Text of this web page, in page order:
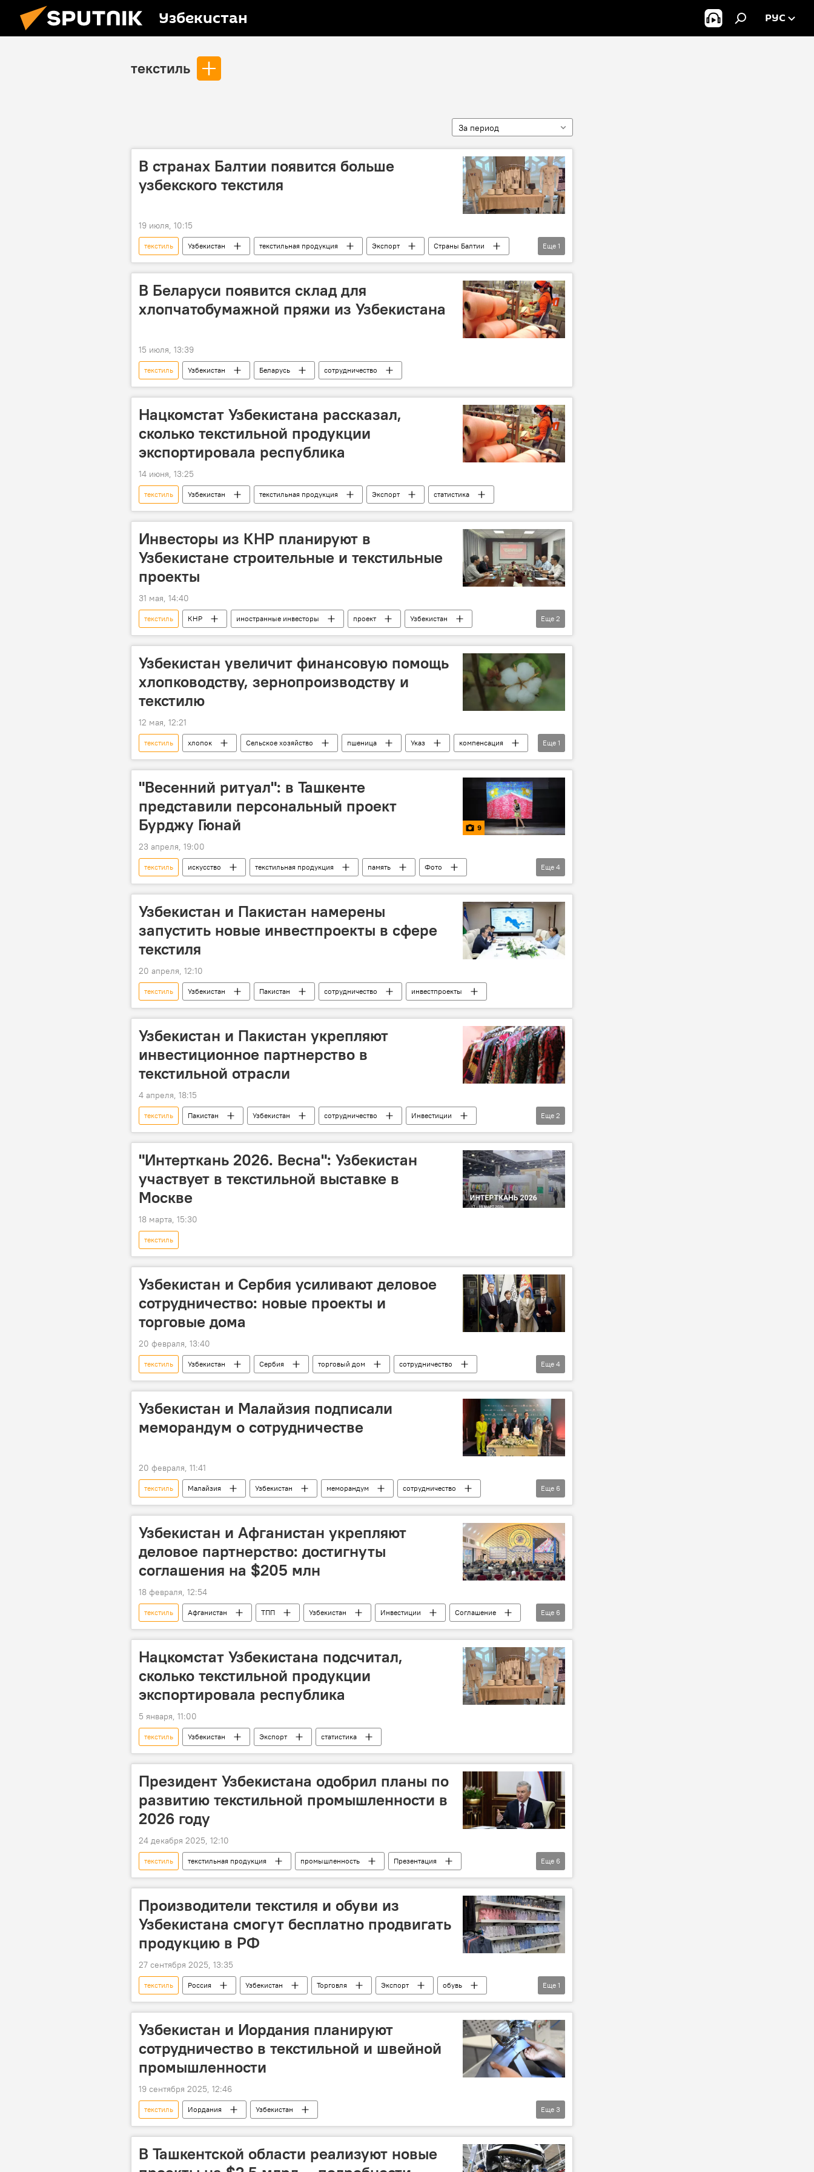
Узбекистан РУС
текстиль
За период
В странах Балтии появится больше
узбекского текстиля
19 июля, 10:15
текстиль Узбекистан текстильная продукция Экспорт
Страны Балтии
переговоры
Еще 1
В Беларуси появится склад для
хлопчатобумажной пряжи из Узбекистана
15 июля, 13:39
текстиль Узбекистан Беларусь сотрудничество
Нацкомстат Узбекистана рассказал,
сколько текстильной продукции
экспортировала республика
14 июня, 13:25
текстиль Узбекистан текстильная продукция Экспорт статистика
Инвесторы из КНР планируют в
Узбекистане строительные и текстильные
проекты
31 мая, 14:40
текстиль КНР иностранные инвесторы проект
Узбекистан
Строительство
переговоры
Еще 2
Узбекистан увеличит финансовую помощь
хлопководству, зернопроизводству и
текстилю
12 мая, 12:21
текстиль хлопок Сельское хозяйство пшеница Указ
компенсация
Узбекистан
Еще 1
"Весенний ритуал": в Ташкенте
представили персональный проект
Бурджу Гюнай
9
23 апреля, 19:00
текстиль искусство текстильная продукция память
Фото
фотолента
Ташкент Турция Выставка Культура
Еще 4
Узбекистан и Пакистан намерены
запустить новые инвестпроекты в сфере
текстиля
20 апреля, 12:10
текстиль Узбекистан Пакистан сотрудничество инвестпроекты
Узбекистан и Пакистан укрепляют
инвестиционное партнерство в
текстильной отрасли
4 апреля, 18:15
текстиль Пакистан Узбекистан сотрудничество
Инвестиции
производство
промышленность
Еще 2
"Интерткань 2026. Весна": Узбекистан
участвует в текстильной выставке в
Москве
18 марта, 15:30
текстиль
Узбекистан и Сербия усиливают деловое
сотрудничество: новые проекты и
торговые дома
20 февраля, 13:40
текстиль Узбекистан Сербия торговый дом
сотрудничество
Торговля
Инвестиции пищевая промышленность машиностроение
Еще 4
Узбекистан и Малайзия подписали
меморандум о сотрудничестве
20 февраля, 11:41
текстиль Малайзия Узбекистан меморандум
сотрудничество
предприниматели
ТПП Инвестиции
халяль
Еще 6
Узбекистан и Афганистан укрепляют
деловое партнерство: достигнуты
соглашения на $205 млн
18 февраля, 12:54
текстиль Афганистан ТПП Узбекистан Инвестиции
Соглашение
Торговля
сотрудничество пищевая промышленность
строительные материалы
Еще 6
Нацкомстат Узбекистана подсчитал,
сколько текстильной продукции
экспортировала республика
5 января, 11:00
текстиль Узбекистан Экспорт статистика
Президент Узбекистана одобрил планы по
развитию текстильной промышленности в
2026 году
24 декабря 2025, 12:10
текстиль текстильная продукция промышленность
Презентация
президент Узбекистана
Шавкат Мирзиёев цифровизация
Инвестиции
Еще 6
Производители текстиля и обуви из
Узбекистана смогут бесплатно продвигать
продукцию в РФ
27 сентября 2025, 13:35
текстиль Россия Узбекистан Торговля Экспорт
обувь
Москва
Еще 1
Узбекистан и Иордания планируют
сотрудничество в текстильной и швейной
промышленности
19 сентября 2025, 12:46
текстиль Иордания
Узбекистан
Министерство инвестиций, промышленности и торговли РУз.
швейное производство
Еще 3
В Ташкентской области реализуют новые